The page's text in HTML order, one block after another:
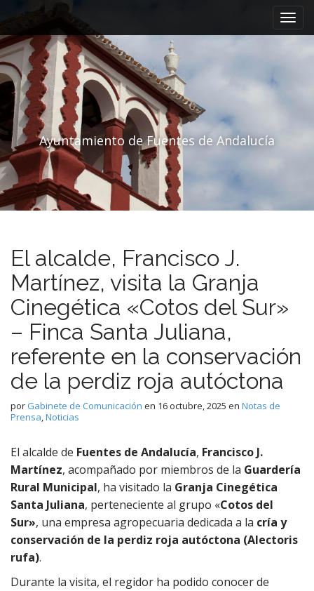
Menú principal
Saltar al contenido
Ayuntamiento de Fuentes de Andalucía
El alcalde, Francisco J.
Martínez, visita la Granja
Cinegética «Cotos del Sur»
– Finca Santa Juliana,
referente en la conservación
de la perdiz roja autóctona
por Gabinete de Comunicación en 16 octubre, 2025 en Notas de
Prensa,Noticias
El alcalde de Fuentes de Andalucía, Francisco J.
Martínez, acompañado por miembros de la Guardería
Rural Municipal, ha visitado la Granja Cinegética
Santa Juliana, perteneciente al grupo «Cotos del
Sur», una empresa agropecuaria dedicada a la cría y
conservación de la perdiz roja autóctona (Alectoris
rufa).
Durante la visita, el regidor ha podido conocer de